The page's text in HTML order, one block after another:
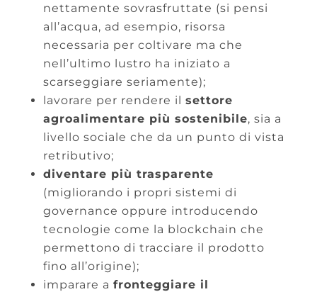
nettamente sovrasfruttate (si pensi
all’acqua, ad esempio, risorsa
necessaria per coltivare ma che
nell’ultimo lustro ha iniziato a
scarseggiare seriamente);
lavorare per rendere il settore
agroalimentare più sostenibile, sia a
livello sociale che da un punto di vista
retributivo;
diventare più trasparente
(migliorando i propri sistemi di
governance oppure introducendo
tecnologie come la blockchain che
permettono di tracciare il prodotto
fino all’origine);
imparare a fronteggiare il